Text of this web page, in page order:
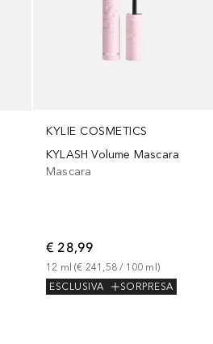
KYLIE COSMETICS
KYLASH Volume Mascara
Mascara
€ 28,99
12 ml (€ 241,58 / 100 ml )
ESCLUSIVA
SORPRESA